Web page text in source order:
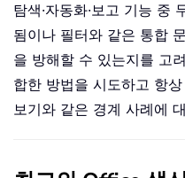
탐색·자동화·보고 기능 중
됨이나 필터와 같은 통합
을 방해할 수 있는지를 고
합한 방법을 시도하고 항
보기와 같은 경계 사례에